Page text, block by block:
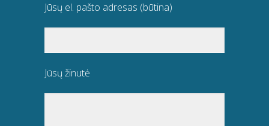
Jūsų el. pašto adresas (būtina)
Jūsų žinutė